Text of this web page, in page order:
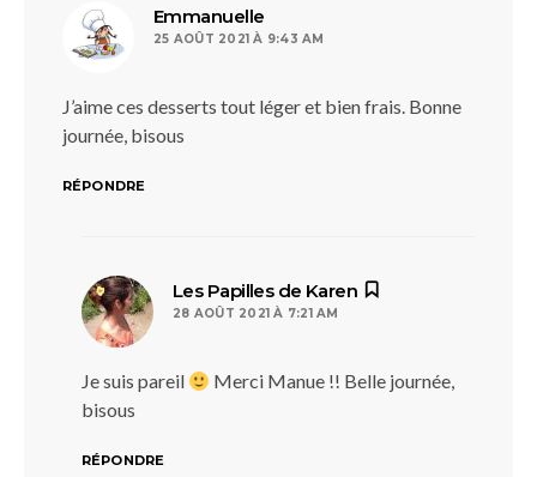
Emmanuelle
25 AOÛT 2021 À 9:43 AM
J’aime ces desserts tout léger et bien frais. Bonne
journée, bisous
RÉPONDRE
Les Papilles de Karen
28 AOÛT 2021 À 7:21 AM
Je suis pareil
Merci Manue !! Belle journée,
bisous
RÉPONDRE